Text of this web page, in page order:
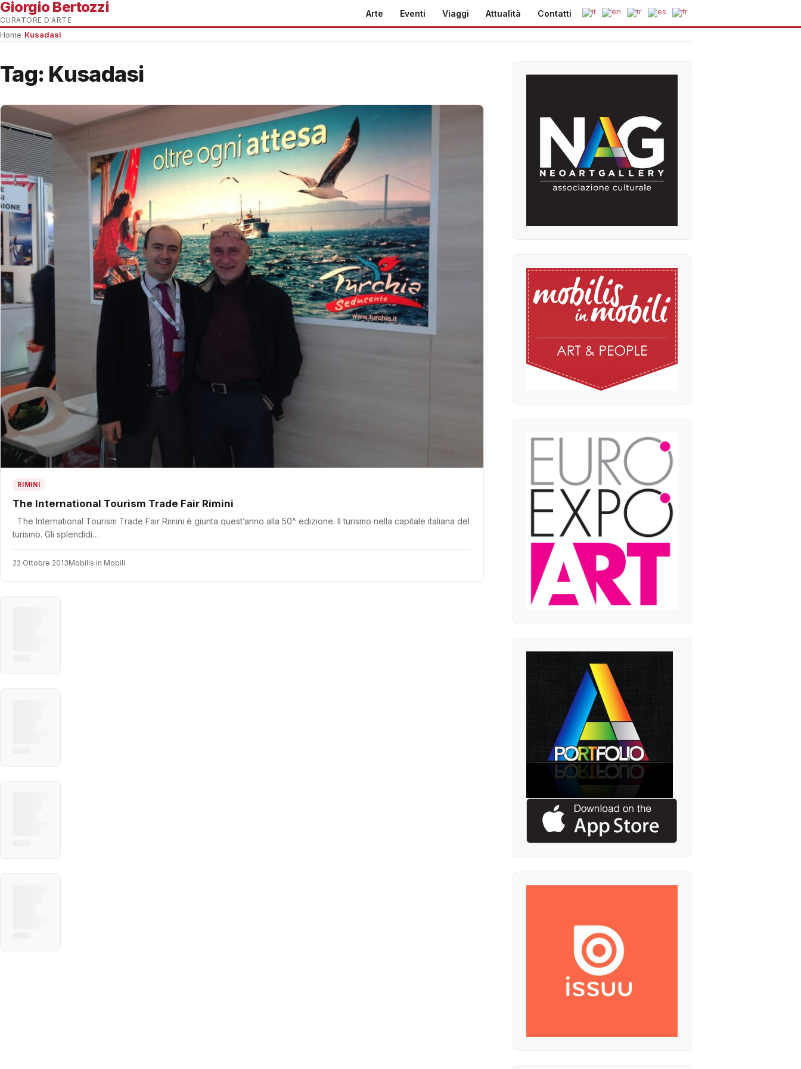
Giorgio Bertozzi
CURATORE D'ARTE
Arte Eventi Viaggi Attualità Contatti
Home Kusadasi
Tag: Kusadasi
RIMINI
The International Tourism Trade Fair Rimini
The International Tourism Trade Fair Rimini è giunta quest’anno alla 50^ edizione. Il turismo nella capitale italiana del
turismo. Gli splendidi…
22 Ottobre 2013Mobilis in Mobili